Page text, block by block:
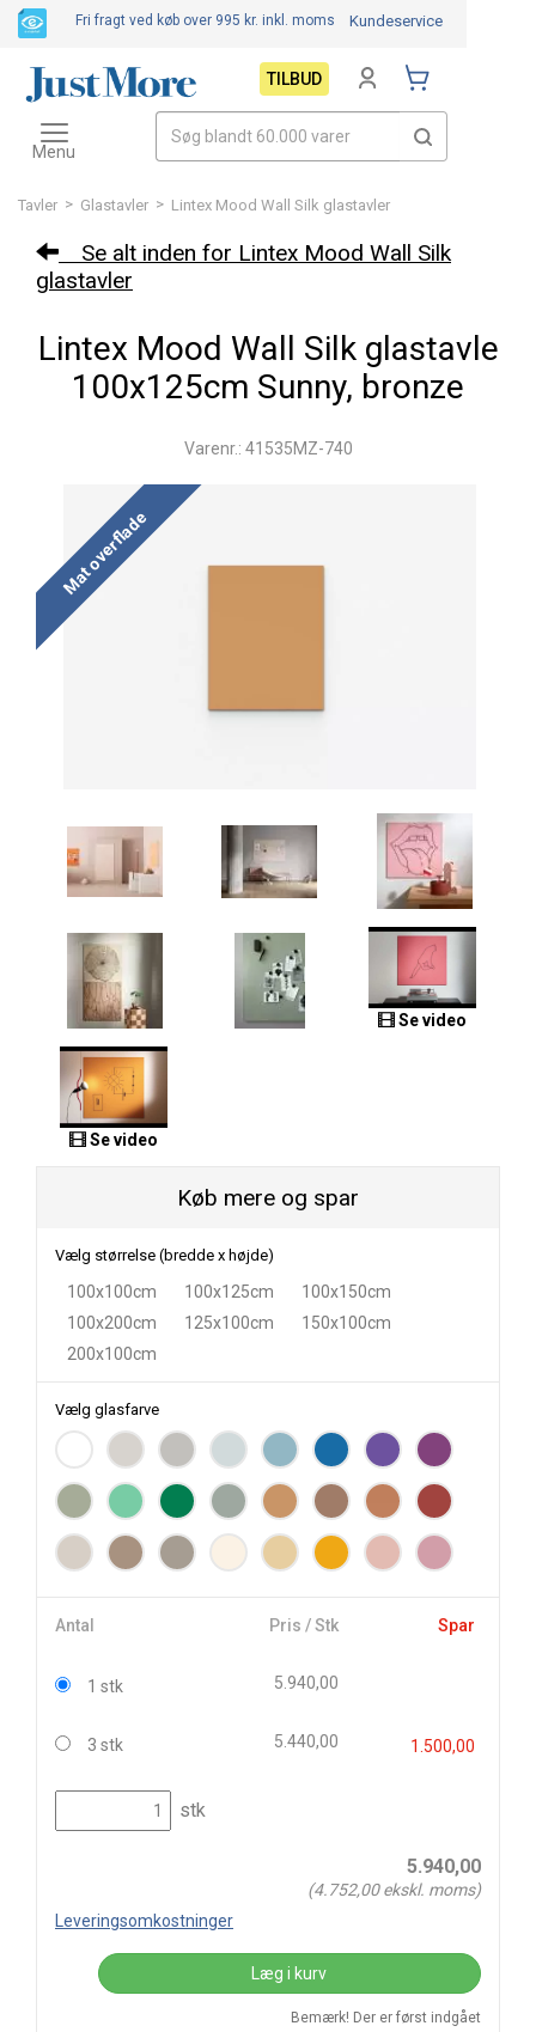
Tavler > Glastavler > Lintex Mood Wall Silk glastavler
Se alt inden for Lintex Mood Wall Silk
glastavler
Lintex Mood Wall Silk glastavle
100x125cm Sunny, bronze
Varenr.: 41535MZ-740
Mat overflade
Se video
Se video
Køb mere og spar
Vælg størrelse (bredde x højde)
100x100cm 100x125cm
100x150cm
100x200cm
125x100cm
150x100cm
200x100cm
Vælg glasfarve
Antal Pris / Stk Spar
1 stk 5.940,00
3 stk 5.440,00 1.500,00
stk
5.940,00
(4.752,00ekskl. moms)
Leveringsomkostninger
Læg i kurv
Bemærk! Der er først indgået
Fri fragt ved køb over 995 kr. inkl. moms Kundeservice
TILBUD
Toggle
navigation
Menu